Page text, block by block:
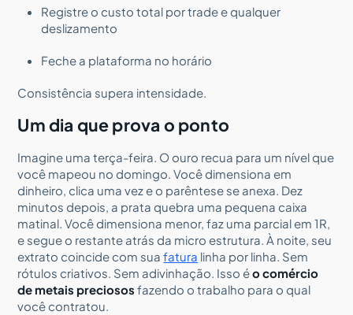
Registre o custo total por trade e qualquer
deslizamento
Feche a plataforma no horário
Consistência supera intensidade.
Um dia que prova o ponto
Imagine uma terça-feira. O ouro recua para um nível que
você mapeou no domingo. Você dimensiona em
dinheiro, clica uma vez e o parêntese se anexa. Dez
minutos depois, a prata quebra uma pequena caixa
matinal. Você dimensiona menor, faz uma parcial em 1R,
e segue o restante atrás da micro estrutura. À noite, seu
extrato coincide com suafatura linha por linha. Sem
rótulos criativos. Sem adivinhação. Isso éo comércio
de metais preciosos fazendo o trabalho para o qual
você contratou.